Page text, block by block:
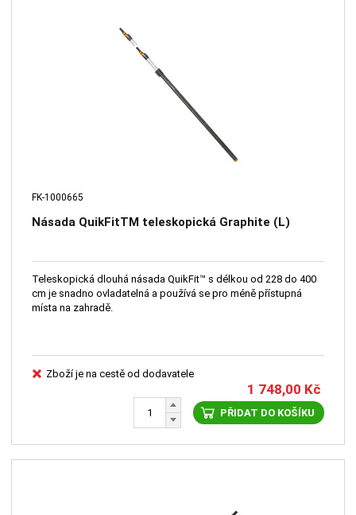
FK-1000665
Násada QuikFitTM teleskopická Graphite (L)
Teleskopická dlouhá násada QuikFit™ s délkou od 228 do 400
cm je snadno ovladatelná a používá se pro méně přístupná
místa na zahradě.
Zboží je na cestě od dodavatele
1 748,00 Kč
PŘIDAT DO KOŠÍKU